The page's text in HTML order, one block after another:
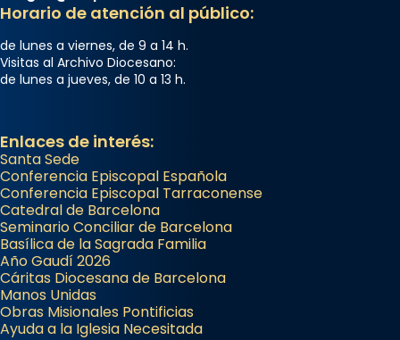
...Ver más
Foto
View on Facebook · Share
Horario de atención al público:
de lunes a viernes, de 9 a 14 h.
Visitas al Archivo Diocesano:
de lunes a jueves, de 10 a 13 h.
Enlaces de interés:
Santa Sede
Conferencia Episcopal Española
Conferencia Episcopal Tarraconense
Catedral de Barcelona
Seminario Conciliar de Barcelona
Basílica de la Sagrada Familia
Año Gaudí 2026
Cáritas Diocesana de Barcelona
Manos Unidas
Obras Misionales Pontificias
Ayuda a la Iglesia Necesitada